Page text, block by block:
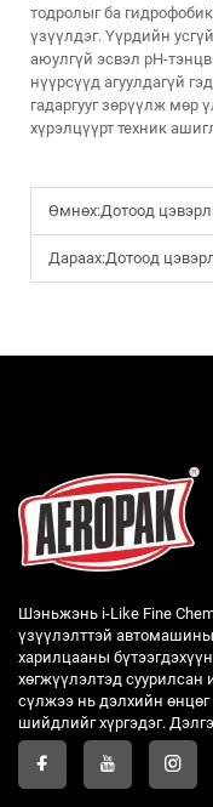
тодролыг ба
үзүүлдэг. Үүрдийн
аюулгүй эсвэл pH-
нүүрсүүд агуулдагүй
гадаргууг зөрүүлж мөр
хүрэлцүүрт техник
Өмнөх:Дотоод цэвэрлэх бүтээдүүд
Дараах:Дотоод цэвэрлэх үйлчилгээ
Шэньжэнь i-Like Fine
үзүүлэлттэй автомашины
харилцааны
хөгжүүлэлтэд
сүлжээ нь дэлхийн
шийдлийг хүргэдэг.